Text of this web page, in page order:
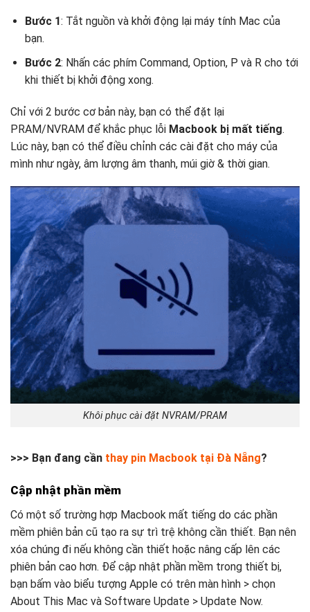
Bước 1: Tắt nguồn và khởi động lại máy tính Mac của
bạn.
Bước 2: Nhấn các phím Command, Option, P và R cho tới
khi thiết bị khởi động xong.
Chỉ với 2 bước cơ bản này, bạn có thể đặt lại
PRAM/NVRAM để khắc phục lỗi Macbook bị mất tiếng.
Lúc này, bạn có thể điều chỉnh các cài đặt cho máy của
mình như ngày, âm lượng âm thanh, múi giờ & thời gian.
Khôi phục cài đặt NVRAM/PRAM
>>> Bạn đang cần thay pin Macbook tại Đà Nẵng?
Cập nhật phần mềm
Có một số trường hợp Macbook mất tiếng do các phần
mềm phiên bản cũ tạo ra sự trì trệ không cần thiết. Bạn nên
xóa chúng đi nếu không cần thiết hoặc nâng cấp lên các
phiên bản cao hơn. Để cập nhật phần mềm trong thiết bị,
bạn bấm vào biểu tượng Apple có trên màn hình > chọn
About This Mac và Software Update > Update Now.